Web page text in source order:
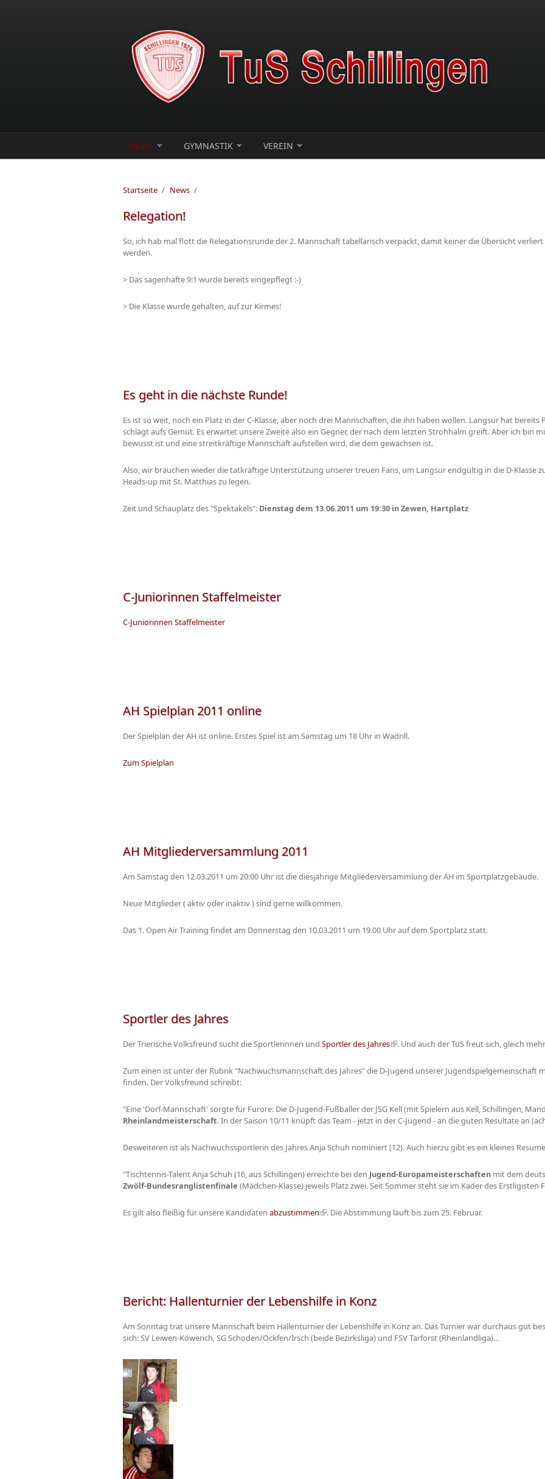
NEWS GYMNASTIK VEREIN
Startseite / News /
Relegation!
So, ich hab mal flott die Relegationsrunde der 2. Mannschaft tabellarisch verpackt, damit keiner die Übersicht
werden.
> Das sagenhafte 9:1 wurde bereits eingepflegt :-)
> Die Klasse wurde gehalten, auf zur Kirmes!
Es geht in die nächste Runde!
Es ist so weit, noch ein Platz in der C-Klasse, aber noch drei Mannschaften, die ihn haben wollen. Langsur hat bereits
schlägt aufs Gemüt. Es erwartet unsere Zweite also ein Gegner, der nach dem letzten Strohhalm greift. Aber ich bin
bewusst ist und eine streitkräftige Mannschaft aufstellen wird, die dem gewachsen ist.
Also, wir brauchen wieder die tatkräftige Unterstützung unserer treuen Fans, um Langsur endgültig in die D-Klasse
Heads-up mit St. Matthias zu legen.
Zeit und Schauplatz des "Spektakels": Dienstag dem 13.06.2011 um 19:30 in Zewen, Hartplatz
C-Juniorinnen Staffelmeister
C-Juniorinnen Staffelmeister
AH Spielplan 2011 online
Der Spielplan der AH ist online. Erstes Spiel ist am Samstag um 18 Uhr in Wadrill.
Zum Spielplan
AH Mitgliederversammlung 2011
Am Samstag den 12.03.2011 um 20:00 Uhr ist die diesjährige Mitgliederversammlung der AH im Sportplatzgebäude.
Neue Mitglieder ( aktiv oder inaktiv ) sind gerne willkommen.
Das 1. Open Air Training findet am Donnerstag den 10.03.2011 um 19.00 Uhr auf dem Sportplatz statt.
Sportler des Jahres
Der Trierische Volksfreund sucht die Sportlerinnen und Sportler des Jahres(Link ist extern)
. Und auch der TuS freut sich, gleich
Zum einen ist unter der Rubrik "Nachwuchsmannschaft des Jahres" die D-Jugend unserer Jugendspielgemeinschaft
finden. Der Volksfreund schreibt:
"Eine 'Dorf-Mannschaft' sorgte für Furore: Die D-Jugend-Fußballer der JSG Kell (mit Spielern aus Kell, Schillingen,
Rheinlandmeisterschaft. In der Saison 10/11 knüpft das Team - jetzt in der C-Jugend - an die guten Resultate an
Desweiteren ist als Nachwuchssportlerin des Jahres Anja Schuh nominiert (12). Auch hierzu gibt es ein kleines
"Tischtennis-Talent Anja Schuh (16, aus Schillingen) erreichte bei den Jugend-Europameisterschaften mit dem
Zwölf-Bundesranglistenfinale (Mädchen-Klasse) jeweils Platz zwei. Seit Sommer steht sie im Kader des Erstligisten
Es gilt also fleißig für unsere Kandidaten abzustimmen(Link ist extern)
. Die Abstimmung läuft bis zum 25. Februar.
Bericht: Hallenturnier der Lebenshilfe in Konz
Am Sonntag trat unsere Mannschaft beim Hallenturnier der Lebenshilfe in Konz an. Das Turnier war durchaus gut
sich: SV Leiwen-Köwerich, SG Schoden/Ockfen/Irsch (beide Bezirksliga) und FSV Tarforst (Rheinlandliga)...